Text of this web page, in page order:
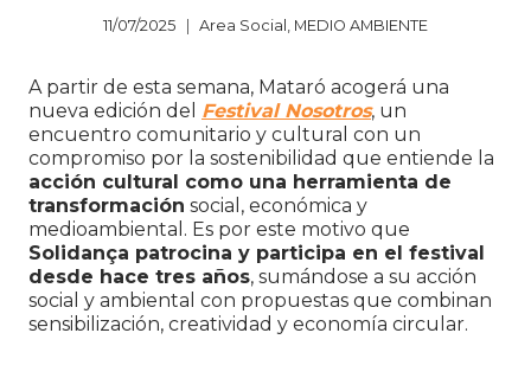
11/07/2025 Area Social , MEDIO AMBIENTE
A partir de esta semana, Mataró acogerá una
nueva edición del Festival Nosotros, un
encuentro comunitario y cultural con un
compromiso por la sostenibilidad que entiende la
acción cultural como una herramienta de
transformación social, económica y
medioambiental. Es por este motivo que
Solidança patrocina y participa en el festival
desde hace tres años, sumándose a su acción
social y ambiental con propuestas que combinan
sensibilización, creatividad y economía circular.